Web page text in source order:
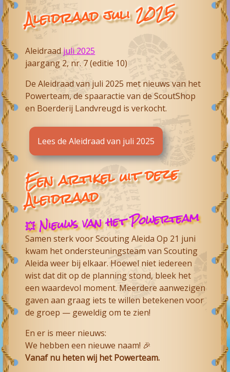
Aleidraad juli 2025
Aleidraad juli 2025
jaargang 2, nr. 7 (editie 10)
De Aleidraad van juli 2025 met nieuws van het
Powerteam, de spaaractie van de ScoutShop
en Boerderij Landvreugd is verkocht.
Lees de Aleidraad van juli 2025
Een artikel uit deze
Aleidraad
💥 Nieuws van het Powerteam
Samen sterk voor Scouting Aleida Op 21 juni
kwam het ondersteuningsteam van Scouting
Aleida weer bij elkaar. Hoewel niet iedereen
wist dat dit op de planning stond, bleek het
een waardevol moment. Meerdere aanwezigen
gaven aan graag iets te willen betekenen voor
de groep — geweldig om te zien!
En er is meer nieuws:
We hebben een nieuwe naam! 🎉
Vanaf nu heten wij het Powerteam.